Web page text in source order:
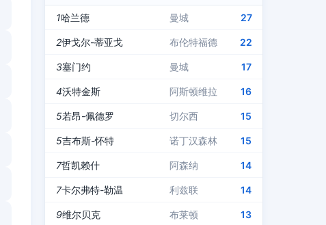
1哈兰德 曼城 27
2伊戈尔-蒂亚戈 布伦特福德 22
3塞门约 曼城 17
4沃特金斯 阿斯顿维拉 16
5若昂-佩德罗 切尔西 15
5吉布斯-怀特 诺丁汉森林 15
7哲凯赖什 阿森纳 14
7卡尔弗特-勒温 利兹联 14
9维尔贝克 布莱顿 13